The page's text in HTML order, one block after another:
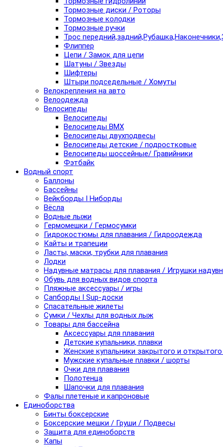
Тормозные диски / Роторы
Тормозные колодки
Тормозные ручки
Трос
Флиппер
Цепи / Замок для цепи
Шатуны / Звезды
Шифтеры
Штыри подседельные / Хомуты
Велокрепления на авто
Велоодежда
Велосипеды
Велосипеды
Велосипеды BMX
Велосипеды двухподвесы
Велосипеды детские / подростковые
Велосипеды шоссейные/ Гравийники
Фэтбайк
Водный спорт
Баллоны
Бассейны
Вейкборды I Ниборды
Вёсла
Водные лыжи
Гермомешки / Гермосумки
Гидрокостюмы для плавания / Гидроодежда
Кайты и трапеции
Ласты, маски, трубки для плавания
Лодки
Надувные матрасы для плавания / Игрушки
Обувь для водных видов спорта
Пляжные аксессуары / игры
Сапборды I Sup-доски
Спасательные жилеты
Сумки / Чехлы для водных лыж
Товары для бассейна
Аксессуары для плавания
Детские купальники, плавки
Женские купальники закрытого и
Мужские купальные плавки / шорты
Очки для плавания
Полотенца
Шапочки для плавания
Фалы плетеные и капроновые
Единоборства
Бинты боксерские
Боксерские мешки / Груши / Подвесы
Защита для единоборств
Капы